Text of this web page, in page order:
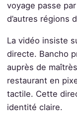
voyage passe
d’autres régions
La vidéo insiste
directe. Bancho
auprès de
restaurant en
tactile. Cette
identité claire.